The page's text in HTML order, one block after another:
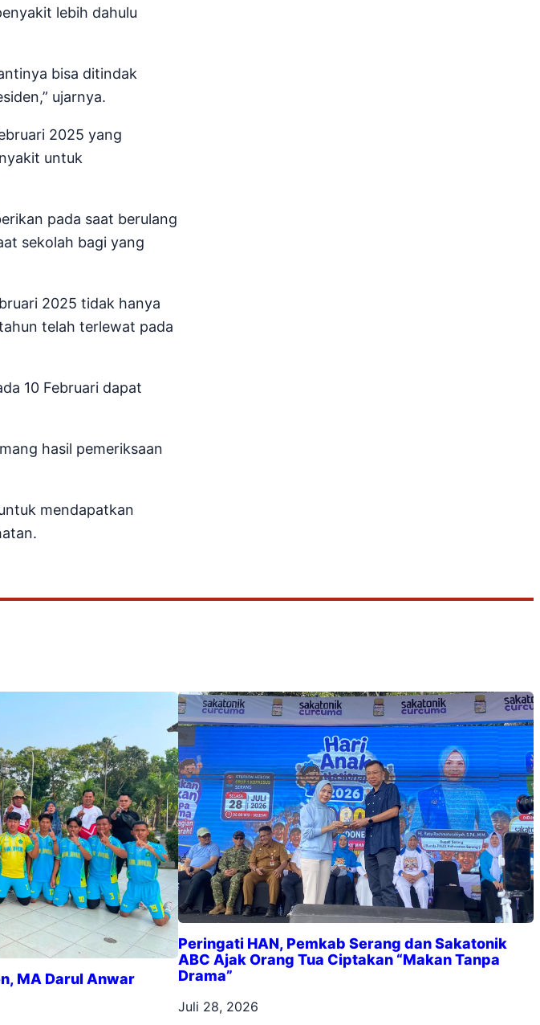
lebih dahulu
bisa ditindak
ujarnya.
2025 yang
untuk
pada saat berulang
sekolah bagi yang
2025 tidak hanya
telah terlewat pada
10 Februari dapat
hasil pemeriksaan
mendapatkan
MA Darul Anwar
Peringati HAN, Pemkab Serang dan Sakatonik
ABC Ajak Orang Tua Ciptakan “Makan Tanpa
Drama”
Juli 28, 2026